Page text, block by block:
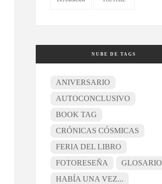
NUBE DE TAGS
ANIVERSARIO
AUTOCONCLUSIVO
BOOK TAG
CRÓNICAS CÓSMICAS
FERIA DEL LIBRO
FOTORESEÑA
GLOSARIO
HABÍA UNA VEZ...